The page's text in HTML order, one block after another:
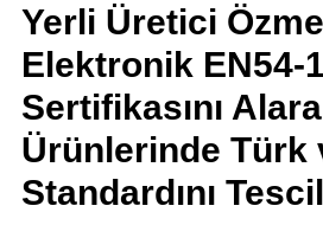
Yerli Üretici
Elektronik EN54-
Sertifikasını
Ürünlerinde Türk
Standardını